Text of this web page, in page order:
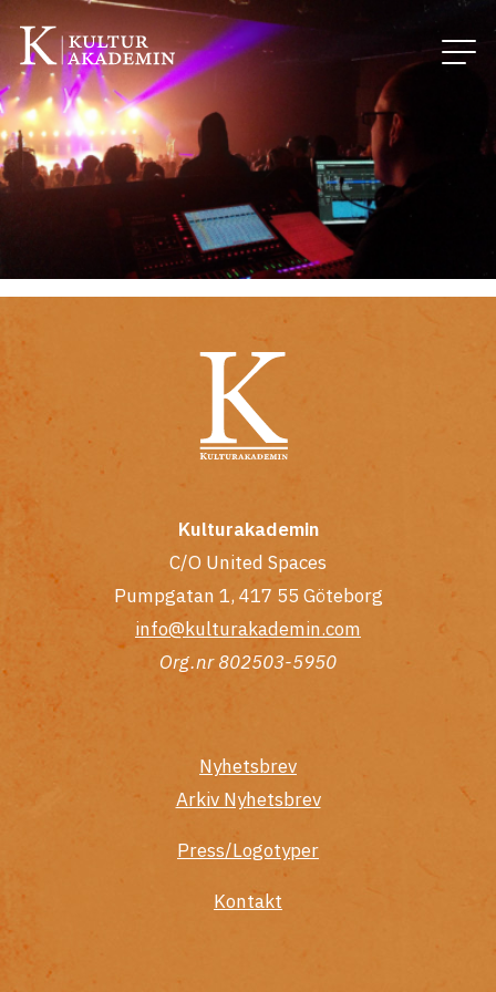
Kulturakademin
C/O United Spaces
Pumpgatan 1, 417 55 Göteborg
info@kulturakademin.com
Org.nr 802503-5950
Nyhetsbrev
Arkiv Nyhetsbrev
Press/Logotyper
Kontakt